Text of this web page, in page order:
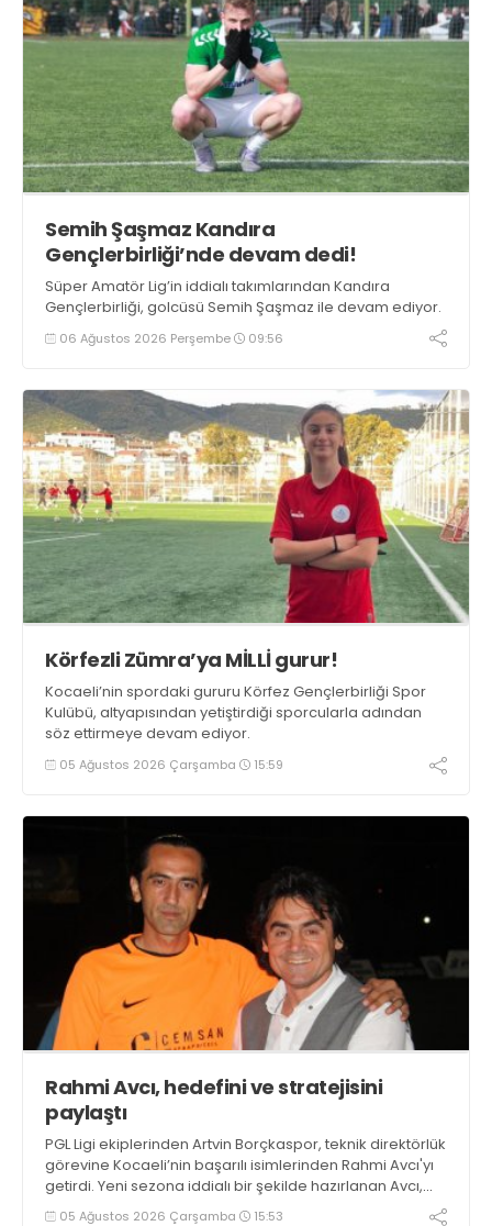
Semih Şaşmaz Kandıra
Gençlerbirliği’nde devam dedi!
Süper Amatör Lig’in iddialı takımlarından Kandıra
Gençlerbirliği, golcüsü Semih Şaşmaz ile devam ediyor.
06 Ağustos 2026 Perşembe 09:56
Körfezli Zümra’ya MİLLİ gurur!
Kocaeli’nin spordaki gururu Körfez Gençlerbirliği Spor
Kulübü, altyapısından yetiştirdiği sporcularla adından
söz ettirmeye devam ediyor.
05 Ağustos 2026 Çarşamba 15:59
Rahmi Avcı, hedefini ve stratejisini
paylaştı
PGL Ligi ekiplerinden Artvin Borçkaspor, teknik direktörlük
görevine Kocaeli’nin başarılı isimlerinden Rahmi Avcı'yı
getirdi. Yeni sezona iddialı bir şekilde hazırlanan Avcı,
duygularını aktardı.
05 Ağustos 2026 Çarşamba 15:53